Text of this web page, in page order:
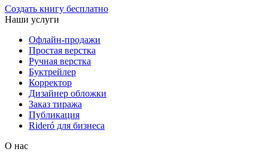
Создать книгу бесплатно
Наши услуги
Офлайн-продажи
Простая верстка
Ручная верстка
Буктрейлер
Корректор
Дизайнер обложки
Заказ тиража
Публикация
Rideró для бизнеса
О нас